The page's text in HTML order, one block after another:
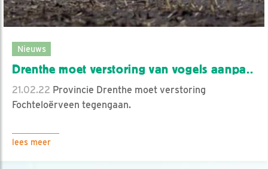
Nieuws
Drenthe moet verstoring van vogels aanpa..
21.02.22 Provincie Drenthe moet verstoring
Fochteloërveen tegengaan.
lees meer